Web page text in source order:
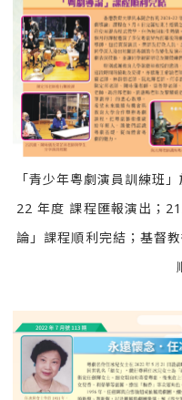
「青少年粵劇演員訓練班
22 年度 課程匯報演出；
論」課程順利完結；基督